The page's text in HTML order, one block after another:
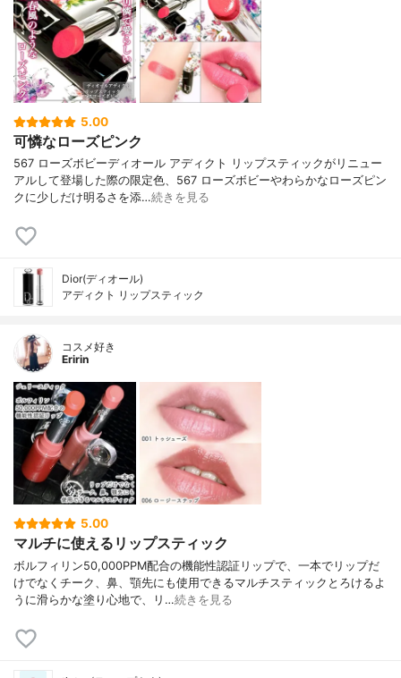
5.00
可憐なローズピンク
567 ローズボビーディオール アディクト リップスティックがリニュー
アルして登場した際の限定色、567 ローズボビーやわらかなローズピン
クに少しだけ明るさを添…続きを見る
Dior(ディオール)
アディクト リップスティック
コスメ好き
Eririn
5.00
マルチに使えるリップスティック
ボルフィリン50,000PPM配合の機能性認証リップで、一本でリップだ
けでなくチーク、鼻、顎先にも使用できるマルチスティックとろけるよ
うに滑らかな塗り心地で、リ…続きを見る